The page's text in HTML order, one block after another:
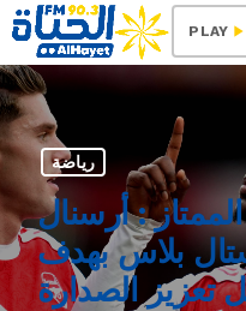
play_arrow
PLAY
رياضة
: أرسنال
بلاس بهدف
الصدارة